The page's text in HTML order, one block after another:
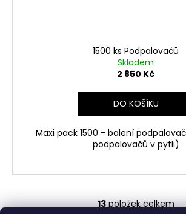
1500 ks Podpalovačů
Skladem
2 850 Kč
DO KOŠÍKU
Maxi pack 1500 - balení
podpalovačů v pytli)
O
13položek celkem